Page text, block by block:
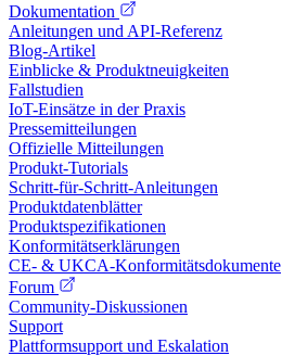
Dokumentation
Anleitungen und API-Referenz
Blog-Artikel
Einblicke & Produktneuigkeiten
Fallstudien
IoT-Einsätze in der Praxis
Pressemitteilungen
Offizielle Mitteilungen
Produkt-Tutorials
Schritt-für-Schritt-Anleitungen
Produktdatenblätter
Produktspezifikationen
Konformitätserklärungen
CE- & UKCA-Konformitätsdokumente
Forum
Community-Diskussionen
Support
Plattformsupport und Eskalation